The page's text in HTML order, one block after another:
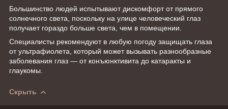
Большинство людей испытывают дискомфорт от прямого
солнечного света, поскольку на улице человеческий глаз
получает гораздо больше света, чем в помещении.
Специалисты рекомендуют в любую погоду защищать глаза
от ультрафиолета, который может вызывать разнообразные
заболевания глаз — от конъюнктивита до катаракты и
глаукомы.
Скрыть